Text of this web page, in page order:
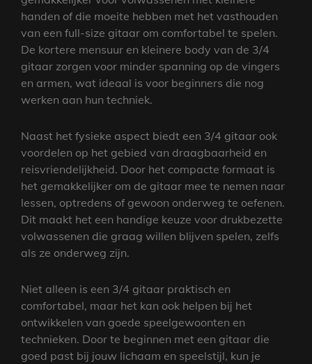
handen of die moeite hebben met het vasthouden
van een full-size gitaar om comfortabel te spelen.
De kortere mensuur en kleinere body van de 3/4
gitaar zorgen voor minder spanning op de vingers
en armen, wat ideaal is voor beginners die nog
werken aan hun techniek.
Naast het fysieke aspect biedt een 3/4 gitaar ook
voordelen op het gebied van draagbaarheid en
reisvriendelijkheid. Door het compacte formaat is
het gemakkelijker om de gitaar mee te nemen naar
lessen, optredens of gewoon onderweg te oefenen.
Dit maakt het een handige keuze voor drukbezette
volwassenen die graag willen blijven spelen, zelfs
als ze onderweg zijn.
Niet alleen is een 3/4 gitaar praktisch en
comfortabel, maar het kan ook helpen bij het
ontwikkelen van goede speelgewoonten en
technieken. Door te beginnen met een gitaar die
goed past bij jouw lichaam en speelstijl, kun je